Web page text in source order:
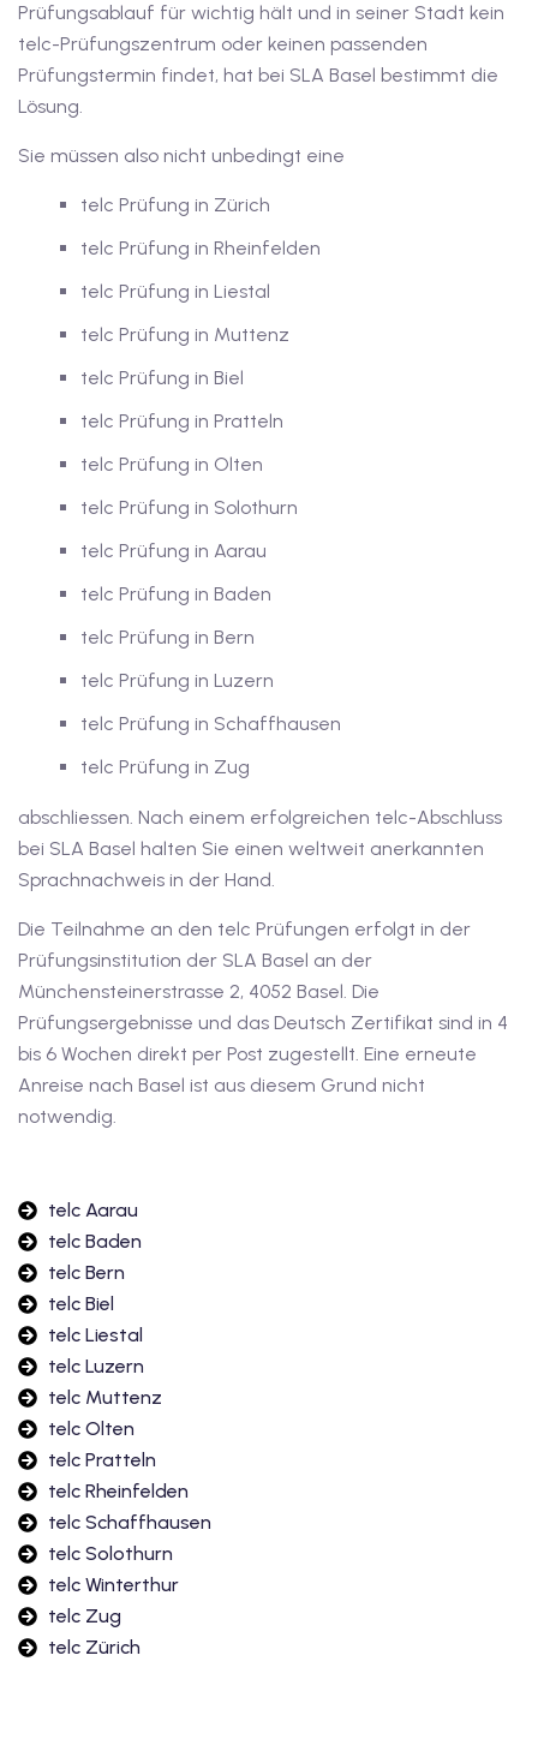
Prüfungsablauf für wichtig hält und in seiner Stadt kein
telc-Prüfungszentrum oder keinen passenden
Prüfungstermin findet, hat bei SLA Basel bestimmt die
Lösung.
Sie müssen also nicht unbedingt eine
telc Prüfung in Zürich
telc Prüfung in Rheinfelden
telc Prüfung in Liestal
telc Prüfung in Muttenz
telc Prüfung in Biel
telc Prüfung in Pratteln
telc Prüfung in Olten
telc Prüfung in Solothurn
telc Prüfung in Aarau
telc Prüfung in Baden
telc Prüfung in Bern
telc Prüfung in Luzern
telc Prüfung in Schaffhausen
telc Prüfung in Zug
abschliessen. Nach einem erfolgreichen telc-Abschluss
bei SLA Basel halten Sie einen weltweit anerkannten
Sprachnachweis in der Hand.
Die Teilnahme an den telc Prüfungen erfolgt in der
Prüfungsinstitution der SLA Basel an der
Münchensteinerstrasse 2, 4052 Basel. Die
Prüfungsergebnisse und das Deutsch Zertifikat sind in 4
bis 6 Wochen direkt per Post zugestellt. Eine erneute
Anreise nach Basel ist aus diesem Grund nicht
notwendig.
telc Aarau
telc Baden
telc Bern
telc Biel
telc Liestal
telc Luzern
telc Muttenz
telc Olten
telc Pratteln
telc Rheinfelden
telc Schaffhausen
telc Solothurn
telc Winterthur
telc Zug
telc Zürich